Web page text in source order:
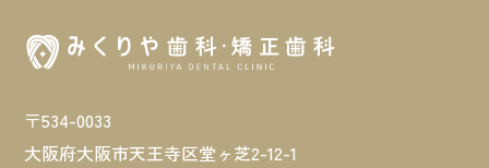
〒534-0033
大阪府大阪市天王寺区堂ヶ芝2-12-1